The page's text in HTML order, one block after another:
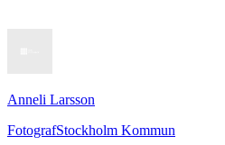
Anneli Larsson
FotografStockholm Kommun